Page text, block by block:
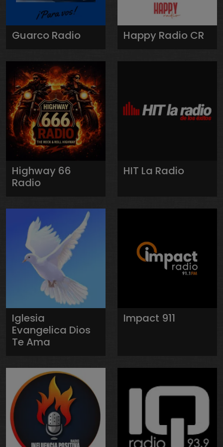
Guarco Radio Happy Radio CR
Highway 66
Radio
HIT La Radio
Iglesia
Evangelica Dios
Te Ama
Impact 911